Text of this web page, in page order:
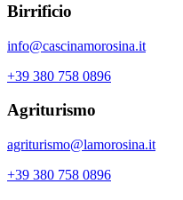
Birrificio
info@cascinamorosina.it
+39 380 758 0896
Agriturismo
agriturismo@lamorosina.it
+39 380 758 0896